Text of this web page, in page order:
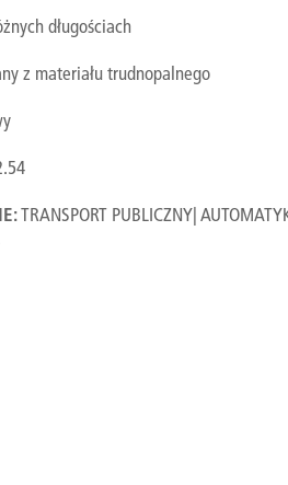
długościach
z materiału trudnopalnego
TRANSPORT PUBLICZNY|